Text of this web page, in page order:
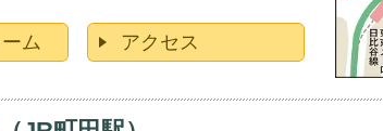
ム アクセス